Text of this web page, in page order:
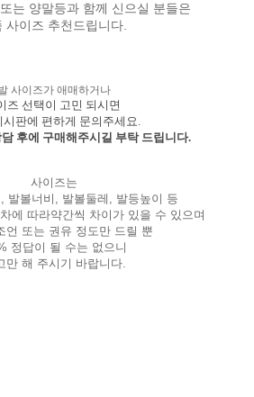
는 양말등과 함께 신으실 분들은
사이즈 추천드립니다.
사이즈가 애매하거나
즈 선택이 고민 되시면
시판에 편하게 문의주세요.
후에 구매해주시길 부탁 드립니다.
사이즈는
발볼너비, 발볼둘레, 발등높이 등
에 따라약간씩 차이가 있을 수 있으며
언 또는 권유 정도만 드릴 뿐
정답이 될 수는 없으니
만 해 주시기 바랍니다.